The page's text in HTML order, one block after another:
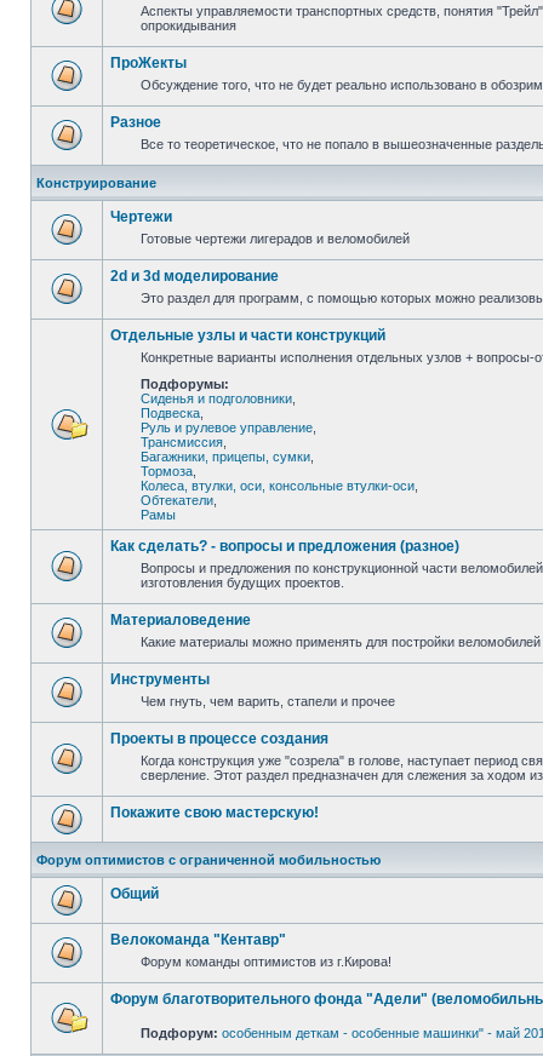
Аспекты управляемости транспортных средств, понятия
опрокидывания
ПроЖекты
Обсуждение того, что не будет реально использовано в
Разное
Все то теоретическое, что не попало в вышеозначенные
Конструирование
Чертежи
Готовые чертежи лигерадов и веломобилей
2d и 3d моделирование
Это раздел для программ, с помощью которых можно
Отдельные узлы и части конструкций
Конкретные варианты исполнения отдельных узлов + вопросы-
Подфорумы:
Сиденья и подголовники
Подвеска
Руль и рулевое управление
Трансмиссия
Багажники, прицепы, сумки
Тормоза
Колеса, втулки, оси, консольные втулки-оси
Обтекатели
Рамы
Как сделать? - вопросы и предложения (разное)
Вопросы и предложения по конструкционной части
изготовления будущих проектов.
Материаловедение
Какие материалы можно применять для постройки
Инструменты
Чем гнуть, чем варить, стапели и прочее
Проекты в процессе создания
Когда конструкция уже "созрела" в голове, наступает период
сверление. Этот раздел предназначен для слежения за ходом
Покажите свою мастерскую!
Форум оптимистов с ограниченной мобильностью
Общий
Велокоманда "Кентавр"
Форум команды оптимистов из г.Кирова!
Форум благотворительного фонда "Адели"
Подфорум: особенным деткам - особенные машинки" - май